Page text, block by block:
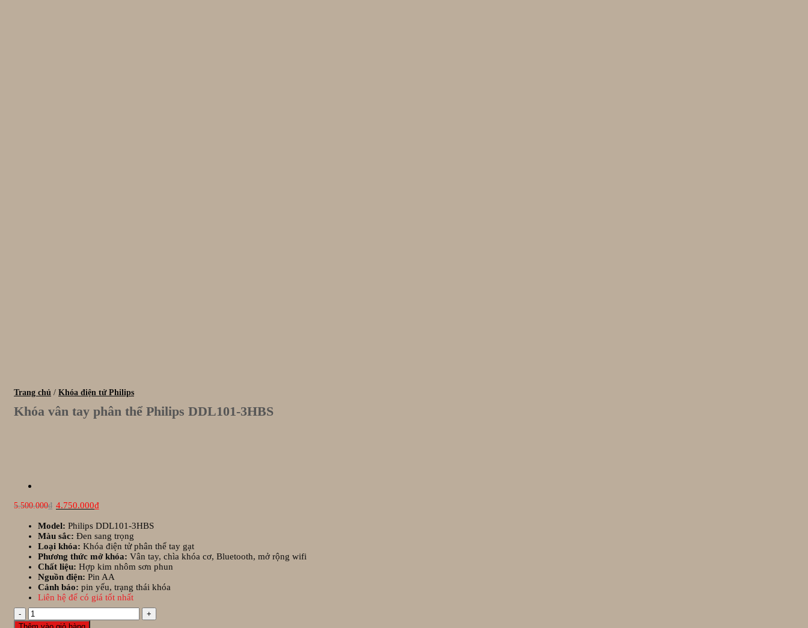
Trang chủ / Khóa điện tử Philips
Khóa vân tay phân thể Philips DDL101-3HBS
5.500.000₫
Giá
gốc
là:
5.500.000₫.
4.750.000₫Giá
hiện
tại
là:
4.750.000₫.
Model: Philips DDL101-3HBS
Màu sắc: Đen sang trọng
Loại khóa: Khóa điện tử phân thể tay gạt
Phương thức mở khóa: Vân tay, chìa khóa cơ, Bluetooth, mở rộng wifi
Chất liệu: Hợp kim nhôm sơn phun
Nguồn điện: Pin AA
Cảnh báo: pin yếu, trạng thái khóa
Liên hệ để có giá tốt nhất
Khóa
vân